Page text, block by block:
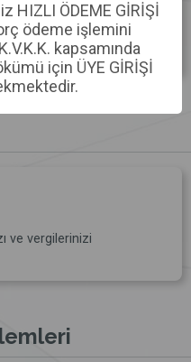
ve vergilerinizi
HIZLI ÖDEME GİRİŞİ
ödeme işlemini
kapsamında
için ÜYE GİRİŞİ